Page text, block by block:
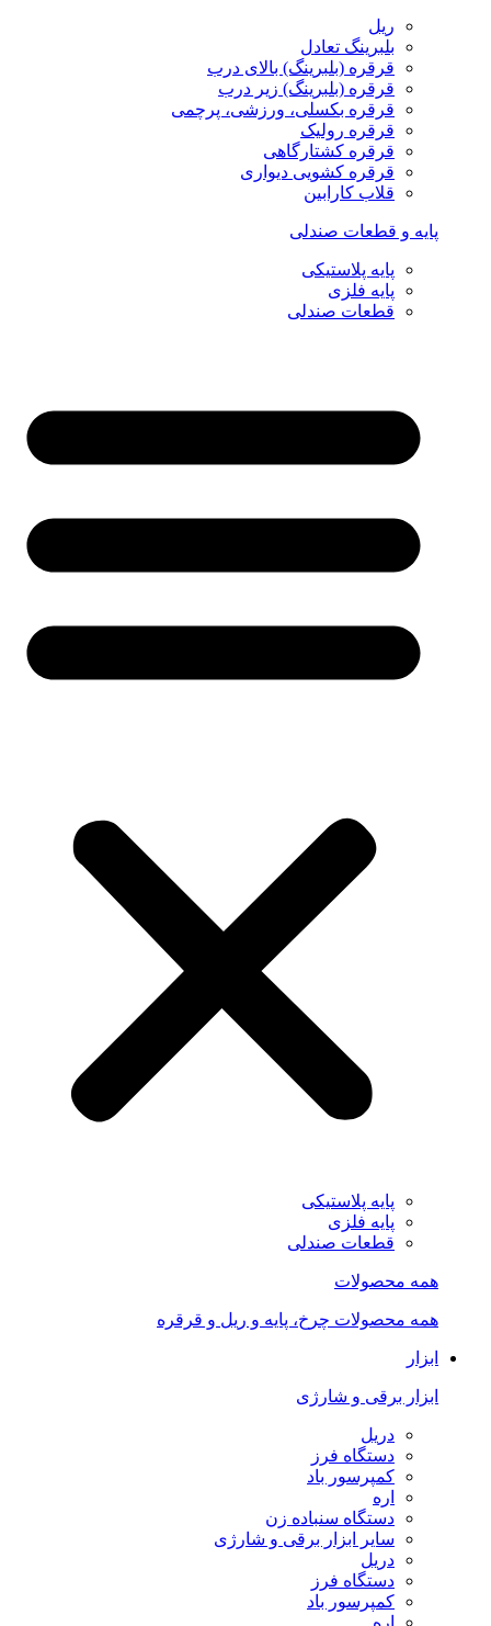
ریل
بلبرینگ تعادل
قرقره (بلبرینگ) بالای درب
قرقره (بلبرینگ) زیر درب
قرقره بکسلی، ورزشی، پرچمی
قرقره رولیک
قرقره کشتارگاهی
قرقره کشویی دیواری
قلاب کارابین
پایه و قطعات صندلی
پایه پلاستیکی
پایه فلزی
قطعات صندلی
پایه پلاستیکی
پایه فلزی
قطعات صندلی
همه محصولات
همه محصولات چرخ، پایه و ریل و قرقره
ابزار
ابزار برقی و شارژی
دریل
دستگاه فرز
کمپرسور باد
اره
دستگاه سنباده زن
سایر ابزار برقی و شارژی
دریل
دستگاه فرز
کمپرسور باد
اره